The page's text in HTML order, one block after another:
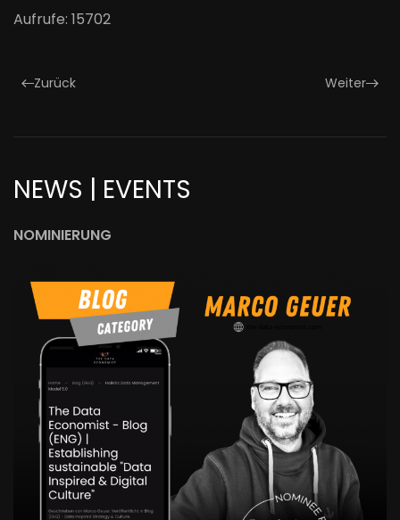
Aufrufe: 15702
Zurück Weiter
NEWS | EVENTS
NOMINIERUNG